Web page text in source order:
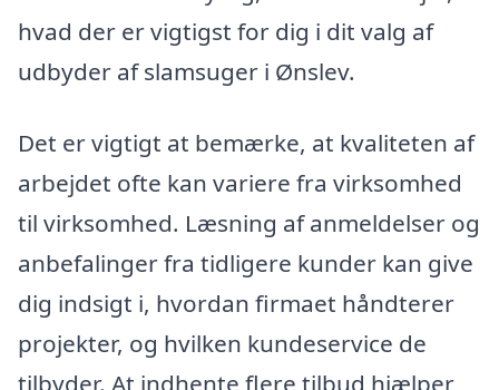
hvad der er vigtigst for dig i dit valg af
udbyder af slamsuger i Ønslev.
Det er vigtigt at bemærke, at kvaliteten af
arbejdet ofte kan variere fra virksomhed
til virksomhed. Læsning af anmeldelser og
anbefalinger fra tidligere kunder kan give
dig indsigt i, hvordan firmaet håndterer
projekter, og hvilken kundeservice de
tilbyder. At indhente flere tilbud hjælper